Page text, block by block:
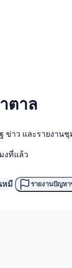
ตาล
ข่าว และรายงาน
งที่แล้ว
หมี รายงานปัญห